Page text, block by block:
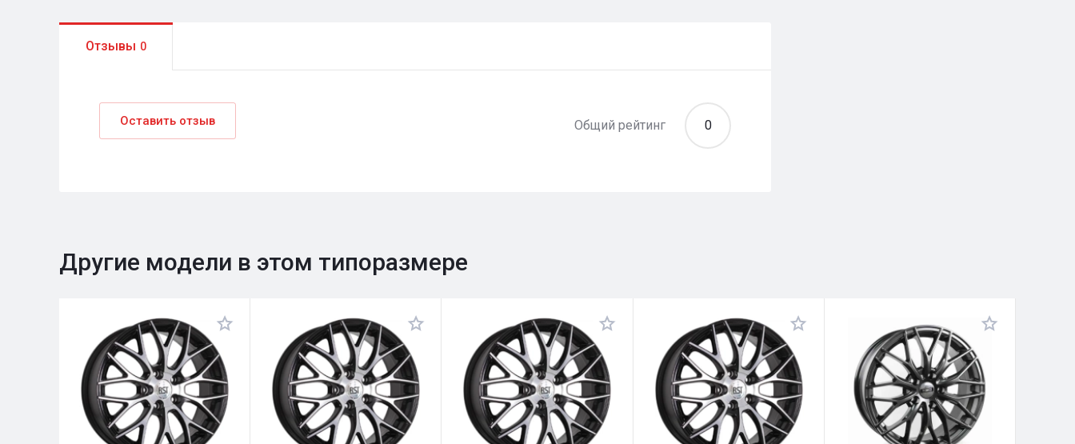
Отзывы 0
Оставить отзыв Общий рейтинг 0
Другие модели в этом типоразмере